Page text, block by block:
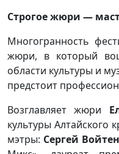
Строгое жюри —
Многогранность
жюри, в который
области культуры и
предстоит
Возглавляет жюри
культуры Алтайского
мэтры: Сергей